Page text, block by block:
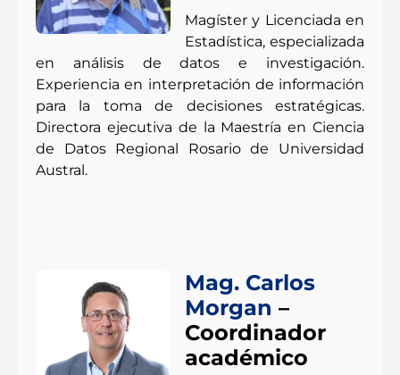
Magíster y Licenciada en
Estadística, especializada
en análisis de datos e investigación.
Experiencia en interpretación de información
para la toma de decisiones estratégicas.
Directora ejecutiva de la Maestría en Ciencia
de Datos Regional Rosario de Universidad
Austral.
Mag. Carlos
Morgan–
Coordinador
académico